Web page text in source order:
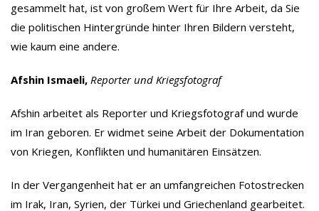
gesammelt hat, ist von großem Wert für Ihre Arbeit, da Sie
die politischen Hintergründe hinter Ihren Bildern versteht,
wie kaum eine andere.
Afshin Ismaeli, Reporter und Kriegsfotograf
Afshin arbeitet als Reporter und Kriegsfotograf und wurde
im Iran geboren. Er widmet seine Arbeit der Dokumentation
von Kriegen, Konflikten und humanitären Einsätzen.
In der Vergangenheit hat er an umfangreichen Fotostrecken
im Irak, Iran, Syrien, der Türkei und Griechenland gearbeitet.